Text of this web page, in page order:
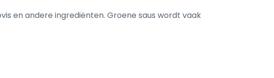
en andere ingrediënten. Groene saus wordt vaak